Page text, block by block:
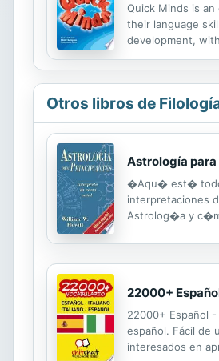
Quick Minds is
their language
development,
Otros libros de
Astrología
�Aqu� est� todo
interpretaciones
Astrolog�a y
22000+
22000+ Español
español. Fácil de
interesados en